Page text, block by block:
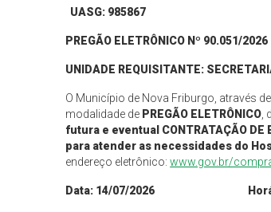
UASG: 985867
PREGÃO ELETRÔNICO Nº 90.051/2026
UNIDADE REQUISITANTE:
O Município de Nova Friburgo, através
modalidade de PREGÃO ELETRÔNICO
futura e eventual CONTRATAÇÃO DE
para atender as necessidades do
endereço eletrônico:www.gov.br/
Data: 14/07/2026